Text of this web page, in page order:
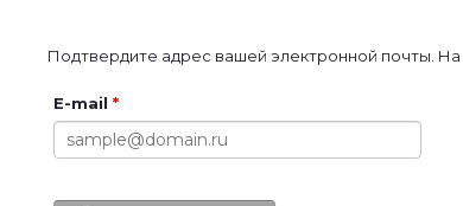
Подтвердите адрес вашей электронной почты. На
E-mail *